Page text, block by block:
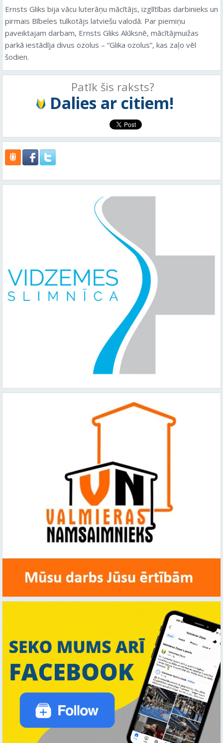
Ernsts Gliks bija vācu luterāņu mācītājs, izglītības darbinieks un
pirmais Bībeles tulkotājs latviešu valodā. Par piemiņu
paveiktajam darbam, Ernsts Gliks Alūksnē, mācītājmuižas
parkā iestādīja divus ozolus – “Glika ozolus”, kas zaļo vēl
šodien.
Patīk šis raksts?
Dalies ar citiem!